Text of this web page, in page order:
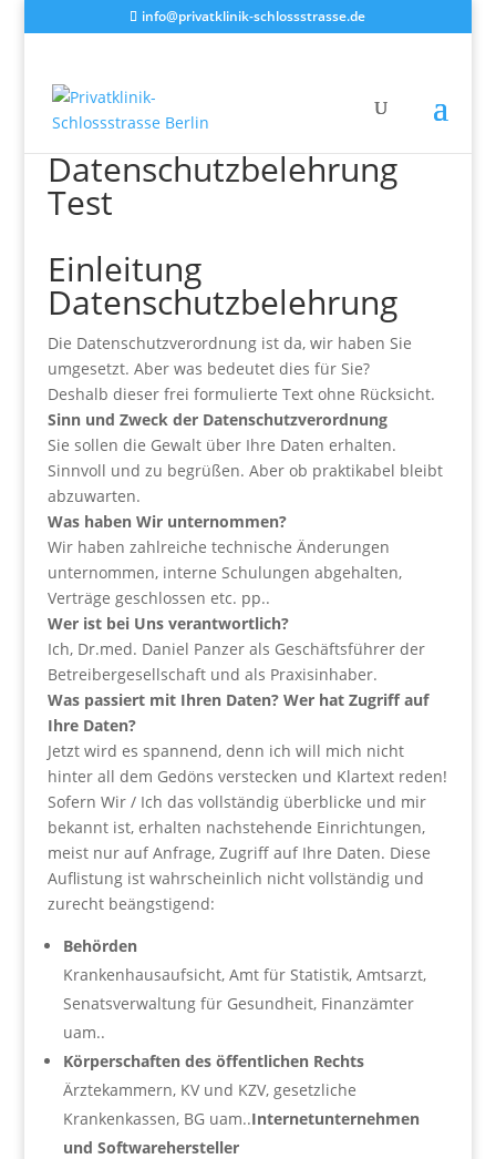
info@privatklinik-schlossstrasse.de
Datenschutzbelehrung
Test
Einleitung
Datenschutzbelehrung
Die Datenschutzverordnung ist da, wir haben Sie
umgesetzt. Aber was bedeutet dies für Sie?
Deshalb dieser frei formulierte Text ohne Rücksicht.
Sinn und Zweck der Datenschutzverordnung
Sie sollen die Gewalt über Ihre Daten erhalten.
Sinnvoll und zu begrüßen. Aber ob praktikabel bleibt
abzuwarten.
Was haben Wir unternommen?
Wir haben zahlreiche technische Änderungen
unternommen, interne Schulungen abgehalten,
Verträge geschlossen etc. pp..
Wer ist bei Uns verantwortlich?
Ich, Dr.med. Daniel Panzer als Geschäftsführer der
Betreibergesellschaft und als Praxisinhaber.
Was passiert mit Ihren Daten? Wer hat Zugriff auf
Ihre Daten?
Jetzt wird es spannend, denn ich will mich nicht
hinter all dem Gedöns verstecken und Klartext reden!
Sofern Wir / Ich das vollständig überblicke und mir
bekannt ist, erhalten nachstehende Einrichtungen,
meist nur auf Anfrage, Zugriff auf Ihre Daten. Diese
Auflistung ist wahrscheinlich nicht vollständig und
zurecht beängstigend:
Behörden
Krankenhausaufsicht, Amt für Statistik, Amtsarzt,
Senatsverwaltung für Gesundheit, Finanzämter
uam..
Körperschaften des öffentlichen Rechts
Ärztekammern, KV und KZV, gesetzliche
Krankenkassen, BG uam..Internetunternehmen
und Softwarehersteller